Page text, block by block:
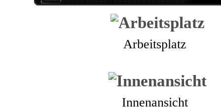
Arbeitsplatz
Innenansicht